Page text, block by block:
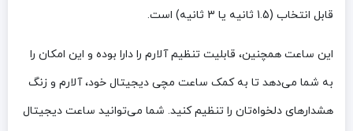
قابل انتخاب (1.5 ثانیه یا 3 ثانیه) است.
این ساعت همچنین، قابلیت تنظیم آلارم را دارا بوده و این امکان را
به شما می‌دهد تا به کمک ساعت مچی دیجیتال خود، آلارم و زنگ
هشدارهای دلخواه‌تان را تنظیم کنید. شما می‌توانید ساعت دیجیتال